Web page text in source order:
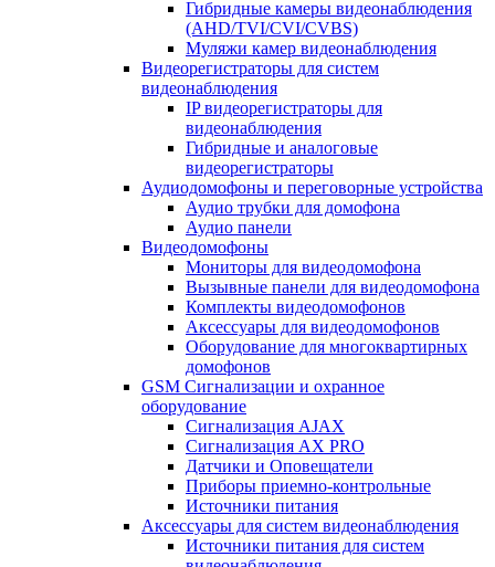
Гибридные камеры видеонаблюдения
(AHD/TVI/CVI/CVBS)
Муляжи камер видеонаблюдения
Видеорегистраторы для систем
видеонаблюдения
IP видеорегистраторы для
видеонаблюдения
Гибридные и аналоговые
видеорегистраторы
Аудиодомофоны и переговорные устройства
Аудио трубки для домофона
Аудио панели
Видеодомофоны
Мониторы для видеодомофона
Вызывные панели для видеодомофона
Комплекты видеодомофонов
Аксессуары для видеодомофонов
Оборудование для многоквартирных
домофонов
GSM Сигнализации и охранное
оборудование
Сигнализация AJAX
Сигнализация AX PRO
Датчики и Оповещатели
Приборы приемно-контрольные
Источники питания
Аксессуары для систем видеонаблюдения
Источники питания для систем